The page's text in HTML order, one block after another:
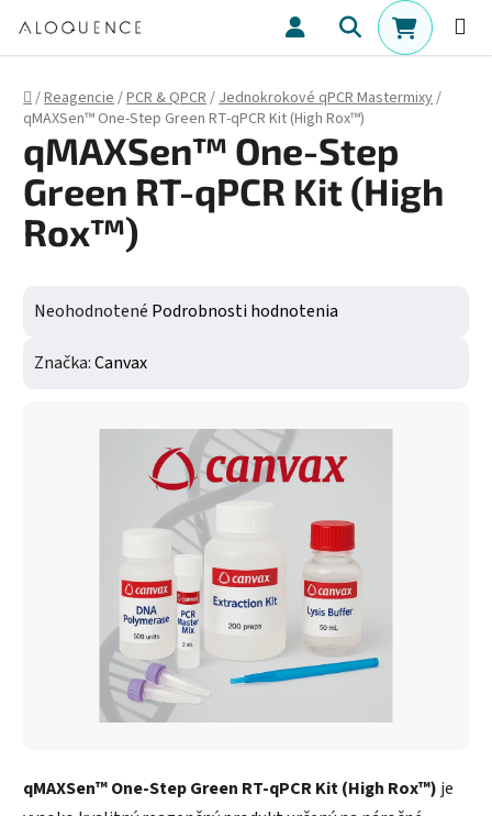
Hľadať
Domov
/Reagencie/PCR & QPCR/Jednokrokové qPCR Mastermixy/
qMAXSen™ One-Step Green RT-qPCR Kit (High Rox™)
qMAXSen™ One-Step Green RT-qPCR Kit (High Rox™) je
qMAXSen™ One-Step
Green RT-qPCR Kit (High
Rox™)
Priemerné hodnotenie produktu je 0,0 z 5 hviezdičiek.
Neohodnotené Podrobnosti hodnotenia
Značka:Canvax